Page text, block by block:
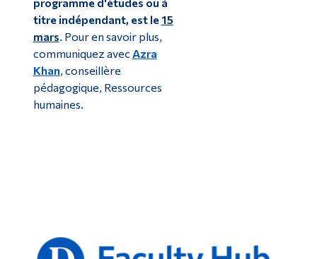
programme d'études ou à
titre indépendant, est le 15
mars. Pour en savoir plus,
communiquez avec Azra
Khan, conseillère
pédagogique, Ressources
humaines.